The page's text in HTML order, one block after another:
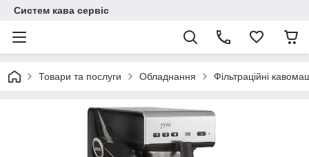
Систем кава сервіс
Товари та послуги Обладнання Фільтраційні